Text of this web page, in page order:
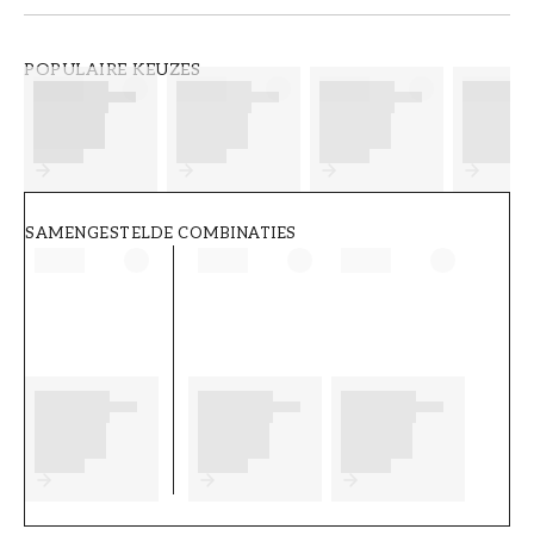
POPULAIRE KEUZES
SAMENGESTELDE COMBINATIES